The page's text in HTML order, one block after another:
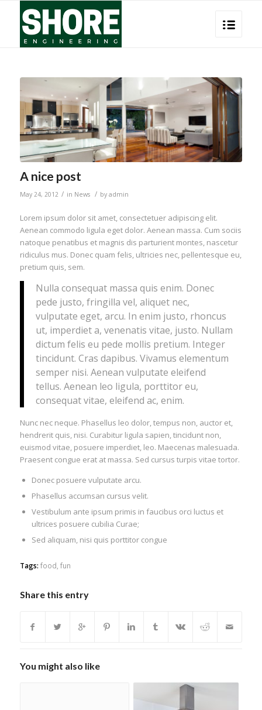
A nice post
May 24, 2012 / in News / by admin
Lorem ipsum dolor sit amet, consectetuer adipiscing elit.
Aenean commodo ligula eget dolor. Aenean massa. Cum sociis
natoque penatibus et magnis dis parturient montes, nascetur
ridiculus mus. Donec quam felis, ultricies nec, pellentesque eu,
pretium quis, sem.
Nulla consequat massa quis enim. Donec
pede justo, fringilla vel, aliquet nec,
vulputate eget, arcu. In enim justo, rhoncus
ut, imperdiet a, venenatis vitae, justo. Nullam
dictum felis eu pede mollis pretium. Integer
tincidunt. Cras dapibus. Vivamus elementum
semper nisi. Aenean vulputate eleifend
tellus. Aenean leo ligula, porttitor eu,
consequat vitae, eleifend ac, enim.
Nunc nec neque. Phasellus leo dolor, tempus non, auctor et,
hendrerit quis, nisi. Curabitur ligula sapien, tincidunt non,
euismod vitae, posuere imperdiet, leo. Maecenas malesuada.
Praesent congue erat at massa. Sed cursus turpis vitae tortor.
Donec posuere vulputate arcu.
Phasellus accumsan cursus velit.
Vestibulum ante ipsum primis in faucibus orci luctus et
ultrices posuere cubilia Curae;
Sed aliquam, nisi quis porttitor congue
Tags: food, fun
Share this entry
You might also like